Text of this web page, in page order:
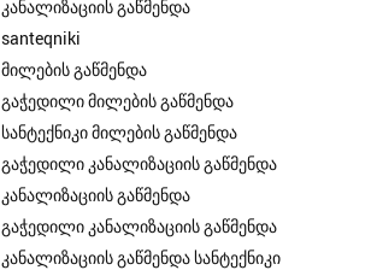
კანალიზაციის გაწმენდა
santeqniki
მილების გაწმენდა
გაჭედილი მილების გაწმენდა
სანტექნიკი მილების გაწმენდა
გაჭედილი კანალიზაციის გაწმენდა
კანალიზაციის გაწმენდა
გაჭედილი კანალიზაციის გაწმენდა
კანალიზაციის გაწმენდა სანტექნიკი